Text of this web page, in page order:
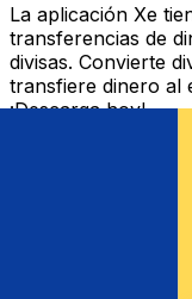
La aplicación Xe
transferencias de
divisas. Convierte
transfiere dinero al
¡Descarga hoy!